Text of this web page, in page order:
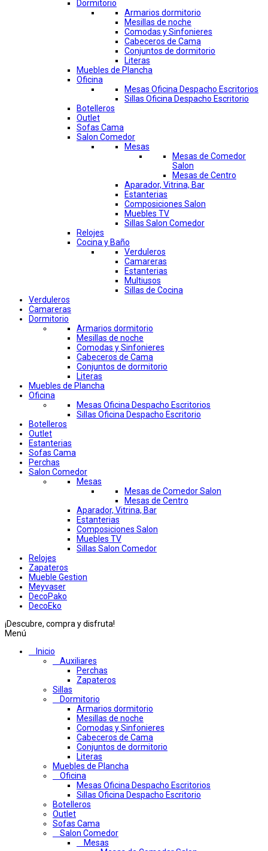
Dormitorio
Armarios dormitorio
Mesillas de noche
Comodas y Sinfonieres
Cabeceros de Cama
Conjuntos de dormitorio
Literas
Muebles de Plancha
Oficina
Mesas Oficina Despacho Escritorios
Sillas Oficina Despacho Escritorio
Botelleros
Outlet
Sofas Cama
Salon Comedor
Mesas
Mesas de Comedor
Salon
Mesas de Centro
Aparador, Vitrina, Bar
Estanterias
Composiciones Salon
Muebles TV
Sillas Salon Comedor
Relojes
Cocina y Baño
Verduleros
Camareras
Estanterias
Multiusos
Sillas de Cocina
Verduleros
Camareras
Dormitorio
Armarios dormitorio
Mesillas de noche
Comodas y Sinfonieres
Cabeceros de Cama
Conjuntos de dormitorio
Literas
Muebles de Plancha
Oficina
Mesas Oficina Despacho Escritorios
Sillas Oficina Despacho Escritorio
Botelleros
Outlet
Estanterias
Sofas Cama
Perchas
Salon Comedor
Mesas
Mesas de Comedor Salon
Mesas de Centro
Aparador, Vitrina, Bar
Estanterias
Composiciones Salon
Muebles TV
Sillas Salon Comedor
Relojes
Zapateros
Mueble Gestion
Meyvaser
DecoPako
DecoEko
¡Descubre, compra y disfruta!
Menú
Inicio
Auxiliares
Perchas
Zapateros
Sillas
Dormitorio
Armarios dormitorio
Mesillas de noche
Comodas y Sinfonieres
Cabeceros de Cama
Conjuntos de dormitorio
Literas
Muebles de Plancha
Oficina
Mesas Oficina Despacho Escritorios
Sillas Oficina Despacho Escritorio
Botelleros
Outlet
Sofas Cama
Salon Comedor
Mesas